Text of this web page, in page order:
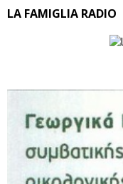
LA FAMIGLIA RADIO